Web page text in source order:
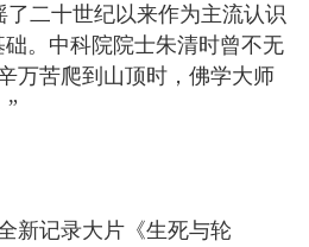
二十世纪以来作为主流认识
。中科院院士朱清时曾不无
万苦爬到山顶时，佛学大师
”
新记录大片《生死与轮